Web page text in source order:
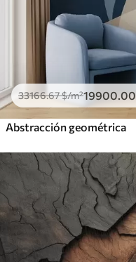
33166.67$/m²19900.00
Abstracción geométrica